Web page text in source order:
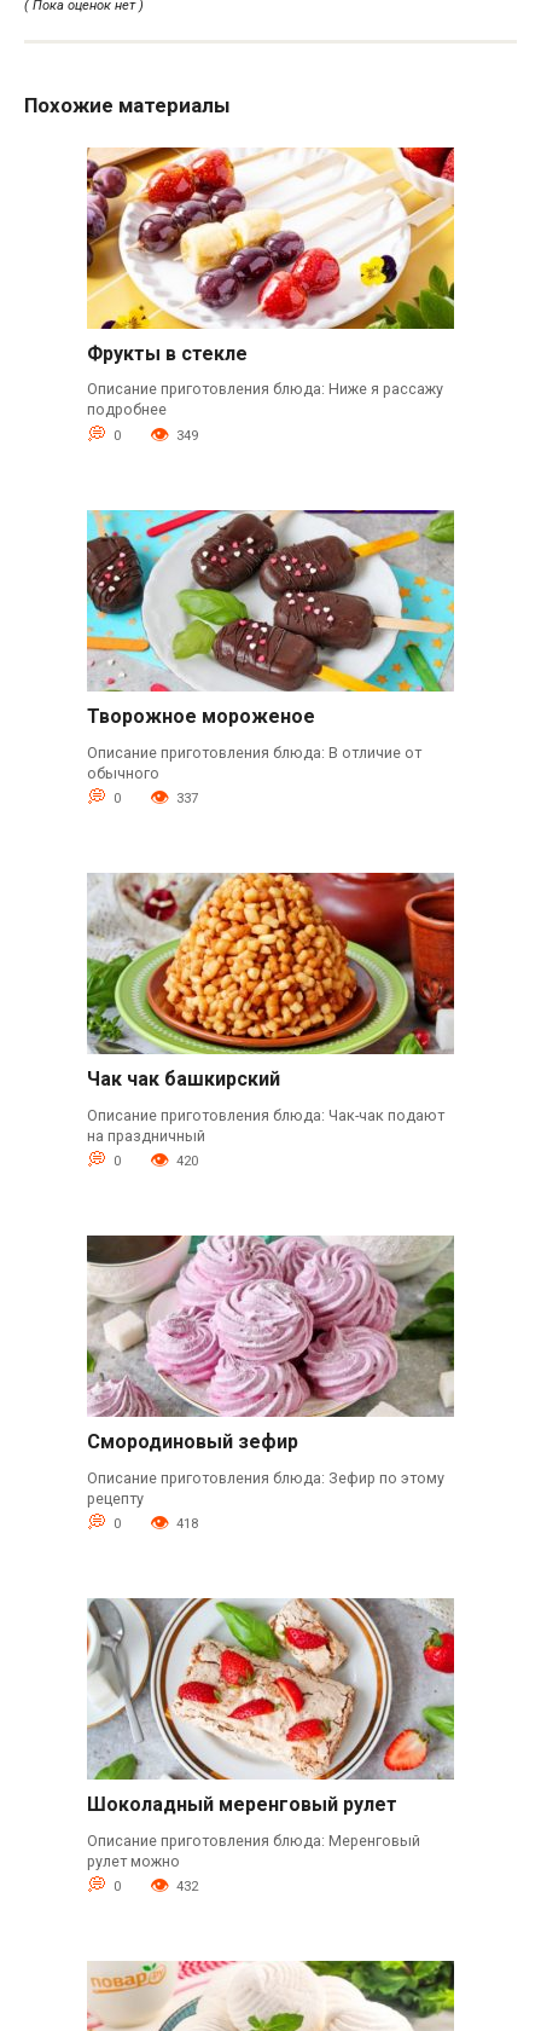
( Пока оценок нет )
Похожие материалы
Фрукты в стекле
Описание приготовления блюда: Ниже я рассажу
подробнее
0 349
Творожное мороженое
Описание приготовления блюда: В отличие от
обычного
0 337
Чак чак башкирский
Описание приготовления блюда: Чак-чак подают
на праздничный
0 420
Смородиновый зефир
Описание приготовления блюда: Зефир по этому
рецепту
0 418
Шоколадный меренговый рулет
Описание приготовления блюда: Меренговый
рулет можно
0 432